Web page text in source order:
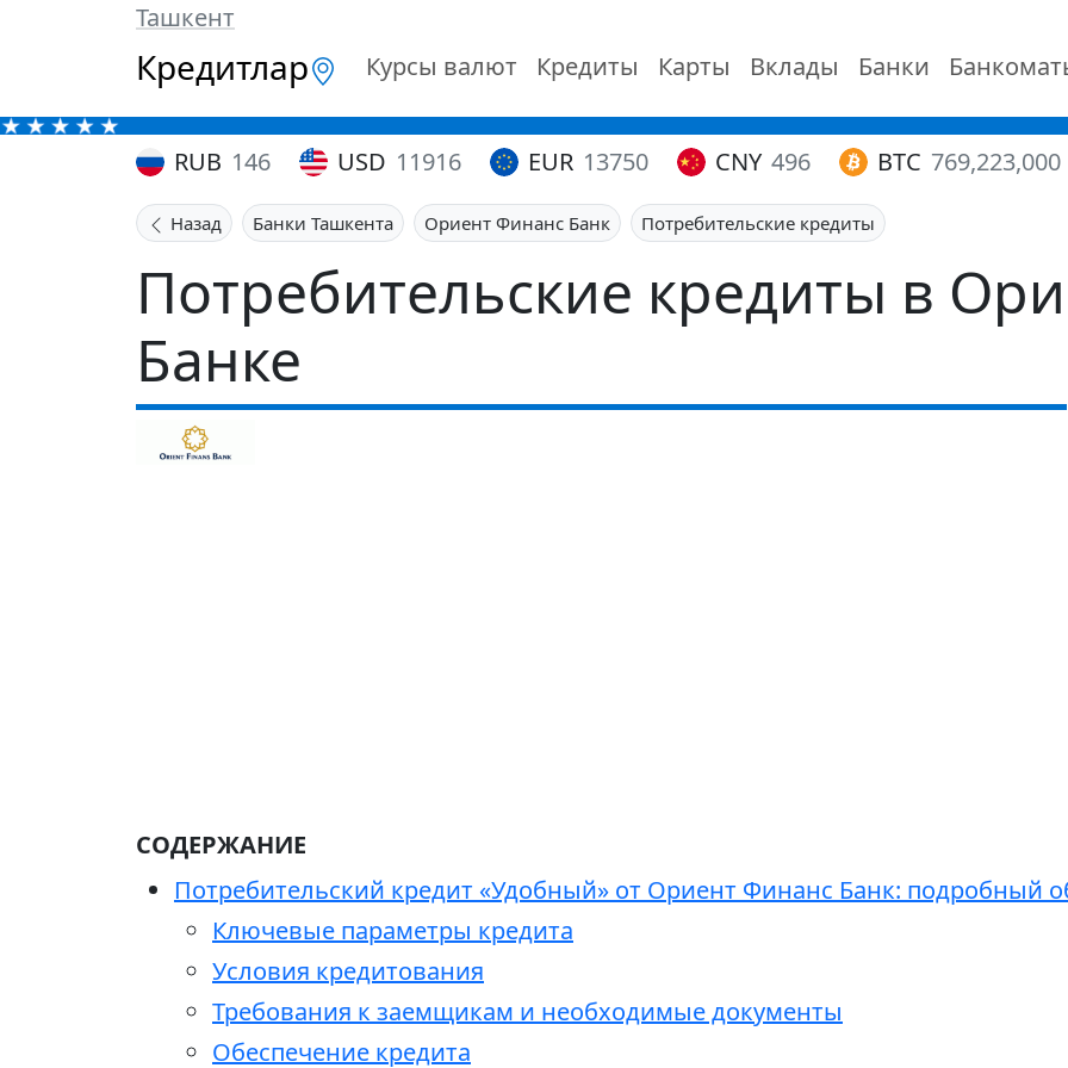
Ташкент
Кредитлар Курсы валют Кредиты Карты Вклады Банки
RUB 146 USD 11916 EUR 13750 CNY 496 BTC 769,223,000
Назад Банки Ташкента Ориент Финанс Банк Потребительские кредиты
Потребительские кредиты в
Банке
СОДЕРЖАНИЕ
Потребительский кредит «Удобный» от Ориент Финанс Банк: подробный
Ключевые параметры кредита
Условия кредитования
Требования к заемщикам и необходимые документы
Обеспечение кредита